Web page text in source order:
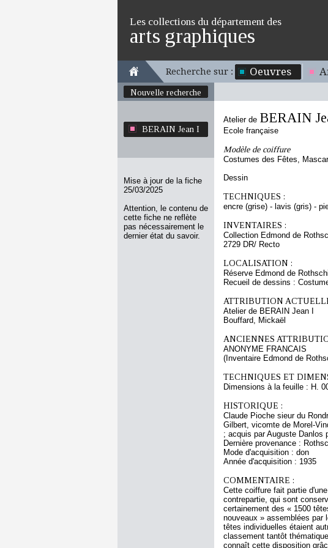
Les collections du département des
arts graphiques
Recherche sur : Oeuvres
Nouvelle recherche
BERAIN Jean I
Mise à jour de la fiche
25/03/2025
Attention, le contenu de
cette fiche ne reflète
pas nécessairement le
dernier état du savoir.
Atelier de BERAIN
Ecole française
Modèle de coiffure
Costumes des Fêtes,
Dessin
TECHNIQUES :
encre (grise) - lavis (gris) -
INVENTAIRES :
Collection Edmond de
2729 DR/ Recto
LOCALISATION :
Réserve Edmond de
Recueil de dessins :
ATTRIBUTION
Atelier de BERAIN Jean I
Bouffard, Mickaël
ANCIENNES
ANONYME FRANCAIS
(Inventaire Edmond de
TECHNIQUES ET
Dimensions à la feuille : H.
HISTORIQUE :
Claude Pioche sieur du
Gilbert, vicomte de Morel-
; acquis par Auguste Danlos
Dernière provenance :
Mode d'acquisition : don
Année d'acquisition : 1935
COMMENTAIRE :
Cette coiffure fait partie
contrepartie, qui sont
certainement des « 1500
nouveaux » assemblées par
têtes individuelles étaient
classement tantôt
connaît cette disposition